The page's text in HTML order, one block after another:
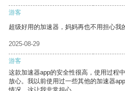
游客
超级好用的加速器，妈妈再也不用担心我
2025-08-29
游客
这款加速器app的安全性很高，使用过程
放心。我以前使用过一些其他的加速器